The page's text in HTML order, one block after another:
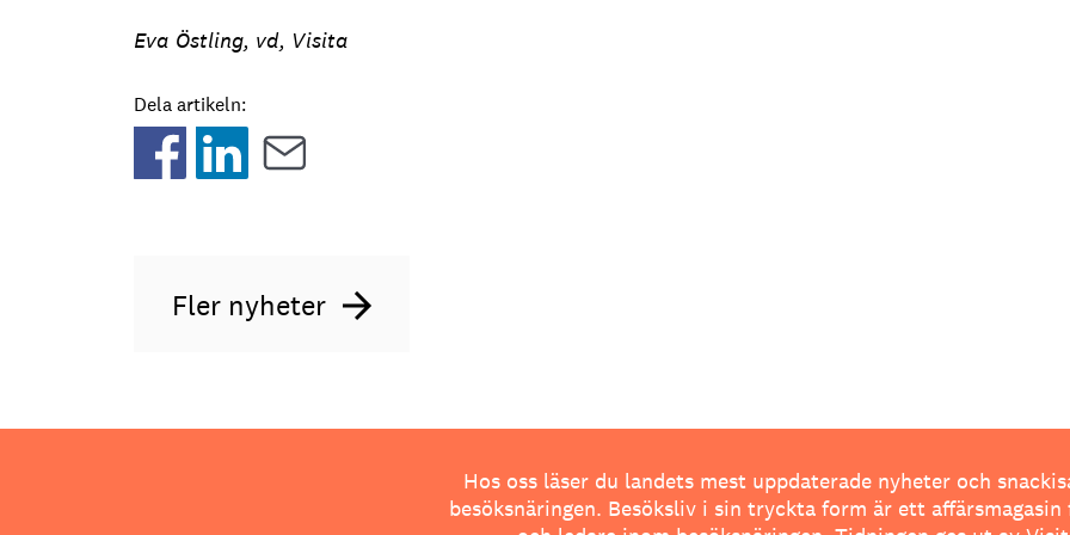
Eva Östling, vd, Visita
Dela artikeln:
Fler nyheter
Hos oss läser du landets mest uppdaterade nyheter och
besöksnäringen. Besöksliv i sin tryckta form är ett affärsmagasin